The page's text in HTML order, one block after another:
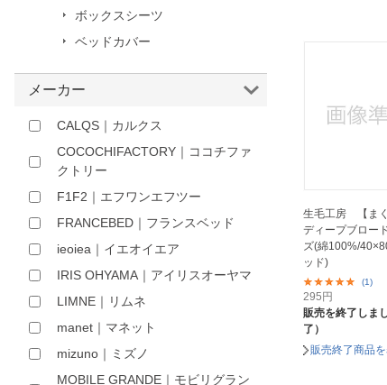
生毛工房 【まく
ディープブロー
ズ(綿100%/
ッド)
(1)
295円
販売を終了しま
了）
販売終了商品
ボックスシーツ
ベッドカバー
メーカー
CALQS｜カルクス
COCOCHIFACTORY｜ココチファ
クトリー
F1F2｜エフワンエフツー
FRANCEBED｜フランスベッド
ieoiea｜イエオイエア
IRIS OHYAMA｜アイリスオーヤマ
LIMNE｜リムネ
manet｜マネット
mizuno｜ミズノ
MOBILE GRANDE｜モビリグラン